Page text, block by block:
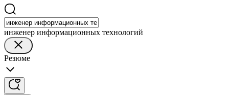
инженер информационных технологий
Резюме